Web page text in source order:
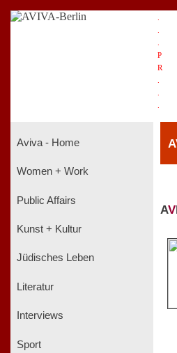
P
R
Aviva - Home
Women + Work
Public Affairs
Kunst + Kultur
Jüdisches Leben
Literatur
Interviews
Sport
AV